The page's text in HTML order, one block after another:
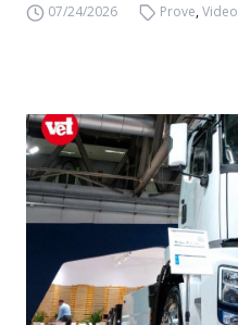
07/24/2026 Prove,Video